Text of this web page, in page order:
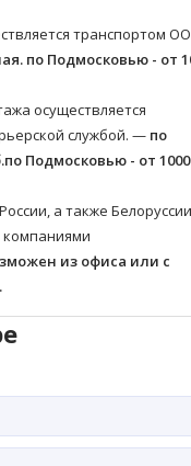
транспортом
по Подмосковью - от
осуществляется
службой. — по
по Подмосковью - от
а также
из офиса или с